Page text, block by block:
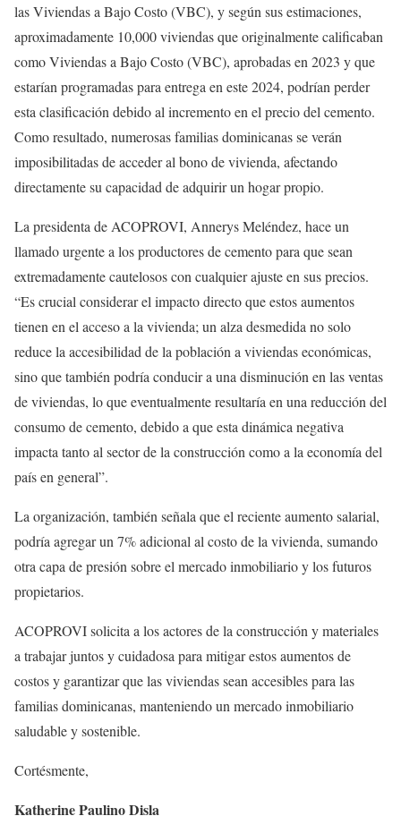
las Viviendas a Bajo Costo (VBC), y según sus estimaciones,
aproximadamente 10,000 viviendas que originalmente calificaban
como Viviendas a Bajo Costo (VBC), aprobadas en 2023 y que
estarían programadas para entrega en este 2024, podrían perder
esta clasificación debido al incremento en el precio del cemento.
Como resultado, numerosas familias dominicanas se verán
imposibilitadas de acceder al bono de vivienda, afectando
directamente su capacidad de adquirir un hogar propio.
La presidenta de ACOPROVI, Annerys Meléndez, hace un
llamado urgente a los productores de cemento para que sean
extremadamente cautelosos con cualquier ajuste en sus precios.
“Es crucial considerar el impacto directo que estos aumentos
tienen en el acceso a la vivienda; un alza desmedida no solo
reduce la accesibilidad de la población a viviendas económicas,
sino que también podría conducir a una disminución en las ventas
de viviendas, lo que eventualmente resultaría en una reducción del
consumo de cemento, debido a que esta dinámica negativa
impacta tanto al sector de la construcción como a la economía del
país en general”.
La organización, también señala que el reciente aumento salarial,
podría agregar un 7% adicional al costo de la vivienda, sumando
otra capa de presión sobre el mercado inmobiliario y los futuros
propietarios.
ACOPROVI solicita a los actores de la construcción y materiales
a trabajar juntos y cuidadosa para mitigar estos aumentos de
costos y garantizar que las viviendas sean accesibles para las
familias dominicanas, manteniendo un mercado inmobiliario
saludable y sostenible.
Cortésmente,
Katherine Paulino Disla